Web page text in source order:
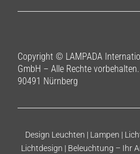
Copyright © LAMPADA
GmbH – Alle Rechte
90491 Nürnberg
Design Leuchten | Lampen |
Lichtdesign | Beleuchtung – Ihr